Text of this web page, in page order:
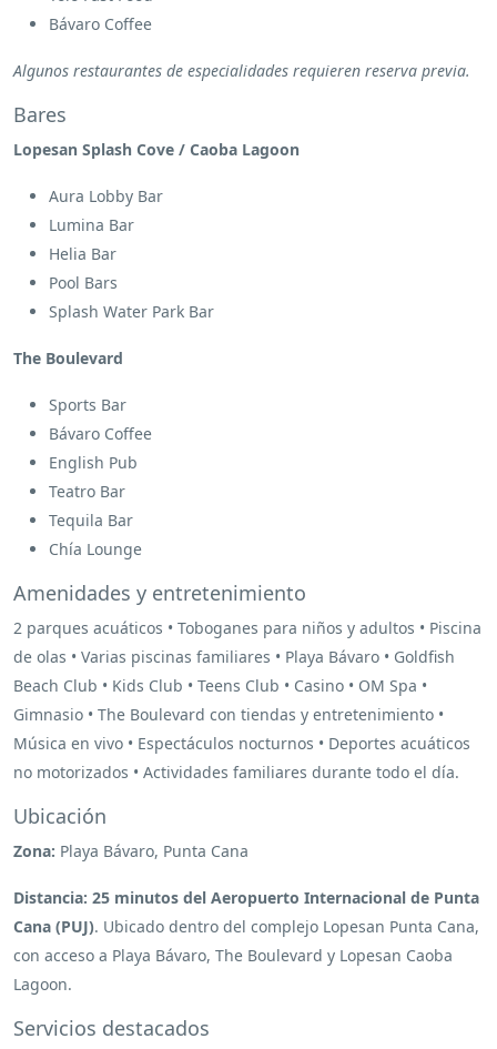
Bávaro Coffee
Algunos restaurantes de especialidades requieren reserva previa.
Bares
Lopesan Splash Cove / Caoba Lagoon
Aura Lobby Bar
Lumina Bar
Helia Bar
Pool Bars
Splash Water Park Bar
The Boulevard
Sports Bar
Bávaro Coffee
English Pub
Teatro Bar
Tequila Bar
Chía Lounge
Amenidades y entretenimiento
2 parques acuáticos • Toboganes para niños y adultos • Piscina
de olas • Varias piscinas familiares • Playa Bávaro • Goldfish
Beach Club • Kids Club • Teens Club • Casino • OM Spa •
Gimnasio • The Boulevard con tiendas y entretenimiento •
Música en vivo • Espectáculos nocturnos • Deportes acuáticos
no motorizados • Actividades familiares durante todo el día.
Ubicación
Zona: Playa Bávaro, Punta Cana
Distancia: 25 minutos del Aeropuerto Internacional de Punta
Cana (PUJ). Ubicado dentro del complejo Lopesan Punta Cana,
con acceso a Playa Bávaro, The Boulevard y Lopesan Caoba
Lagoon.
Servicios destacados